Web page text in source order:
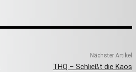
Nächster Artikel
THQ – Schließt die Kaos